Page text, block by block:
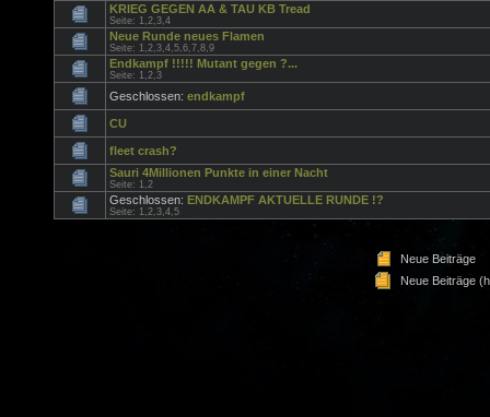
KRIEG GEGEN AA & TAU KB Tread
Seite: 1,2,3,4
Neue Runde neues Flamen
Seite: 1,2,3,4,5,6,7,8,9
Endkampf !!!!! Mutant gegen ?...
Seite: 1,2,3
Geschlossen: endkampf
CU
fleet crash?
Sauri 4Millionen Punkte in einer Nacht
Seite: 1,2
Geschlossen: ENDKAMPF AKTUELLE RUNDE !?
Seite: 1,2,3,4,5
Neue Beiträge
Neue Beiträge